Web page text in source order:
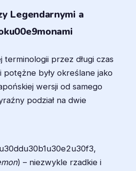
Legendarnymi a
terminologii przez długi czas
potężne były określane jako
wersji od samego
podział na dwie
) – niezwykle rzadkie i